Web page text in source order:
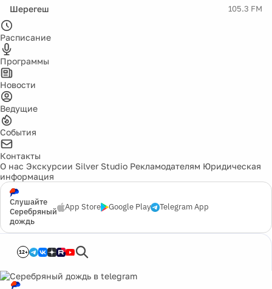
Шерегеш 105.3 FM
Расписание
Программы
Новости
Ведущие
События
Контакты
О нас Экскурсии Silver Studio Рекламодателям Юридическая
информация
Слушайте
Серебряный
дождь
App Store Google Play Telegram App
12+